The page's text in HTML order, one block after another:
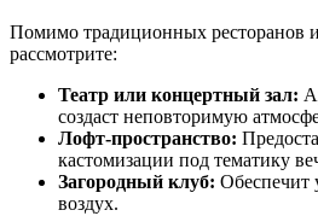
Помимо традиционных ресторанов
рассмотрите:
Театр или концертный зал:
создаст неповторимую
Лофт-пространство:
кастомизации под тематику
Загородный клуб: Обеспечит
воздух.